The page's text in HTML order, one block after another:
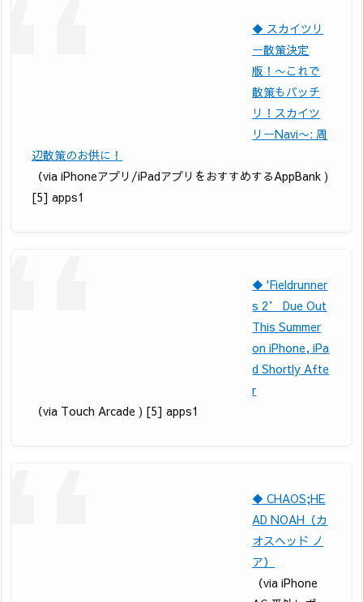
◆ スカイツリ
ー散策決定
版！〜これで
散策もバッチ
リ！スカイツ
リーNavi〜: 周
辺散策のお供に！
（via iPhoneアプリ/iPadアプリをおすすめするAppBank )
[5] apps1
◆ 'Fieldrunner
s 2’ Due Out
This Summer
on iPhone, iPa
d Shortly Afte
r
（via Touch Arcade ) [5] apps1
◆ CHAOS;HE
AD NOAH（カ
オスヘッド ノ
ア）
（via iPhone